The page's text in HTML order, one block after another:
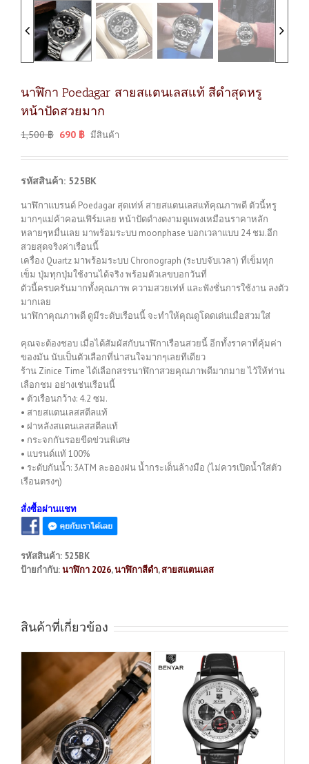
นาฬิกา Poedagar สายสแตนเลสแท้ สีดำสุดหรู
หน้าปัดสวยมาก
1,500฿ 690 ฿ มีสินค้า
รหัสสินค้า: 525BK
นาฬิกาแบรนด์ Poedagar สุดเท่ห์ สายสแตนเลสแท้คุณภาพดี ตัวนี้หรู
มากๆแม่ค้าคอนเฟิร์มเลย หน้าปัดดำงดงามดูแพงเหมือนราคาหลัก
หลายๆหมื่นเลย มาพร้อมระบบ moonphase บอกเวลาแบบ 24 ชม.อีก
สวยสุดจริงค่าเรือนนี้
เครื่อง Quartz มาพร้อมระบบ Chronograph (ระบบจับเวลา) ที่เข็มทุก
เข็ม ปุ่มทุกปุ่มใช้งานได้จริง พร้อมตัวเลขบอกวันที่
ตัวนี้ครบครันมากทั้งคุณภาพ ความสวยเท่ห์ และฟังชั่นการใช้งาน ลงตัว
มากเลย
นาฬิกาคุณภาพดี ดูมีระดับเรือนนี้ จะทำให้คุณดูโดดเด่นเมื่อสวมใส่
คุณจะต้องชอบ เมื่อได้สัมผัสกับนาฬิกาเรือนสวยนี้ อีกทั้งราคาที่คุ้มค่า
ของมัน นับเป็นตัวเลือกที่น่าสนใจมากๆเลยทีเดียว
ร้าน Zinice Time ได้เลือกสรรนาฬิกาสวยคุณภาพดีมากมาย ไว้ให้ท่าน
เลือกชม อย่างเช่นเรือนนี้
• ตัวเรือนกว้าง: 4.2 ซม.
• สายสแตนเลสสตีลแท้
• ฝาหลังสแตนเลสสตีลแท้
• กระจกกันรอยขีดข่วนพิเศษ
• แบรนด์แท้ 100%
• ระดับกันน้ำ: 3ATM ละอองฝน น้ำกระเด็นล้างมือ (ไม่ควรเปิดน้ำใส่ตัว
เรือนตรงๆ)
สั่งซื้อผ่านแชท
รหัสสินค้า: 525BK
ป้ายกำกับ:นาฬิกา 2026,นาฬิกาสีดำ,สายสแตนเลส
สินค้าที่เกี่ยวข้อง